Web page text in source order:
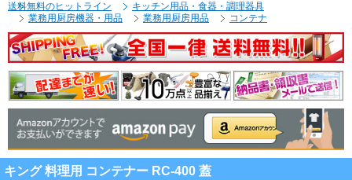
送料無料のヒットライン
キッチン用品・食器・調理器具
業務用厨房機器・用品
業務用厨房用品 コンテナ
キング 料理用 コンテナー RC-400 蓋